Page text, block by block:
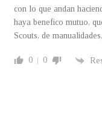
con lo que andan
haya benefico mutuo,
Scouts, de
0 0